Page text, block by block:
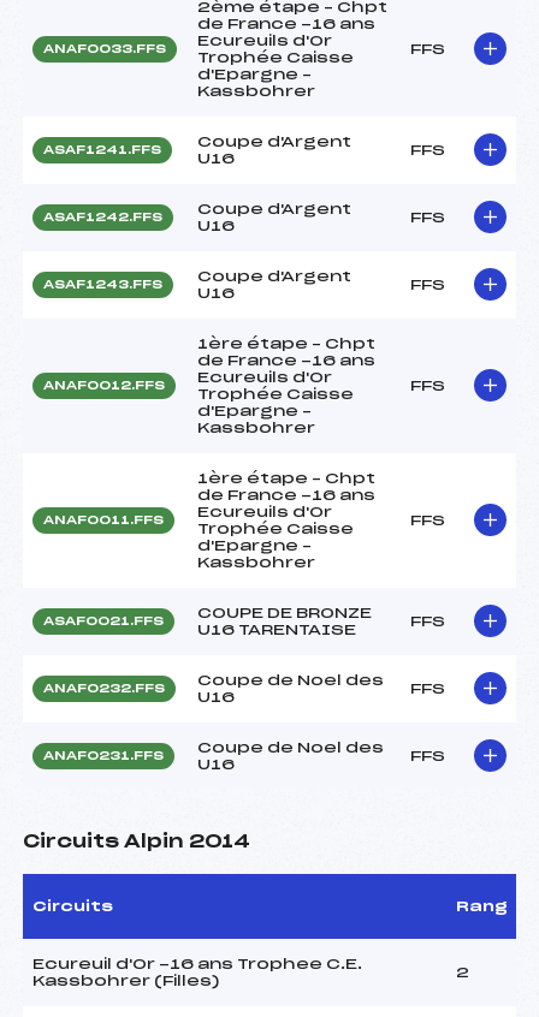
ANAF0033.FFS
2ème étape – Chpt
de France -16 ans
Ecureuils d'Or
Trophée Caisse
d'Epargne –
Kassbohrer
FFS
ASAF1241.FFS
Coupe d'Argent
U16
FFS
ASAF1242.FFS
Coupe d'Argent
U16
FFS
ASAF1243.FFS
Coupe d'Argent
U16
FFS
ANAF0012.FFS
1ère étape – Chpt
de France -16 ans
Ecureuils d'Or
Trophée Caisse
d'Epargne –
Kassbohrer
FFS
ANAF0011.FFS
1ère étape – Chpt
de France -16 ans
Ecureuils d'Or
Trophée Caisse
d'Epargne –
Kassbohrer
FFS
ASAF0021.FFS
COUPE DE BRONZE
U16 TARENTAISE
FFS
ANAF0232.FFS
Coupe de Noel des
U16
FFS
ANAF0231.FFS
Coupe de Noel des
U16
FFS
Circuits Alpin 2014
Circuits Rang
Ecureuil d'Or -16 ans Trophee C.E.
Kassbohrer (Filles)
2